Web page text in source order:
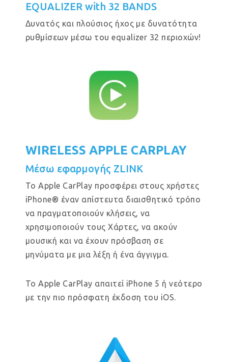
EQUALIZER with 32 BANDS
Δυνατός και πλούσιος ήχος με δυνατότητα
ρυθμίσεων μέσω του equalizer 32 περιοχών!
WIRELESS APPLE CARPLAY
Μέσω εφαρμογής ZLINK
Το Apple CarPlay προσφέρει στους χρήστες
iPhone® έναν απίστευτα διαισθητικό τρόπο
να πραγματοποιούν κλήσεις, να
χρησιμοποιούν τους Χάρτες, να ακούν
μουσική και να έχουν πρόσβαση σε
μηνύματα με μια λέξη ή ένα άγγιγμα.
Το Apple CarPlay απαιτεί iPhone 5 ή νεότερο
με την πιο πρόσφατη έκδοση του iOS.